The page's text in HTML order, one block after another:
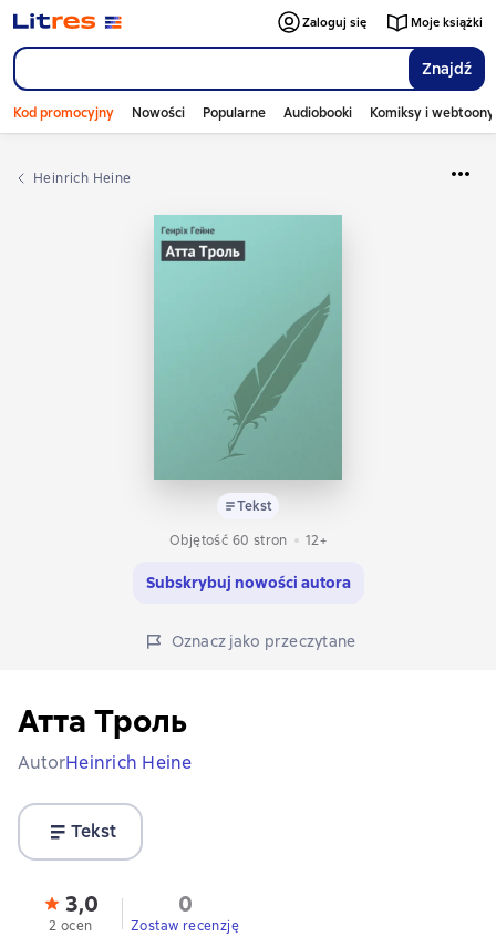
Znajdź
Zaloguj się Moje książki
Kod promocyjny Nowości Popularne Audiobooki Komiksy i webtoony
Heinrich Heine
Tekst
Objętość 60 stron
12+
Subskrybuj nowości autora
Oznacz jako przeczytane
Атта Троль
AutorHeinrich Heine
Tekst
3,0
2 ocen
0
Zostaw recenzję